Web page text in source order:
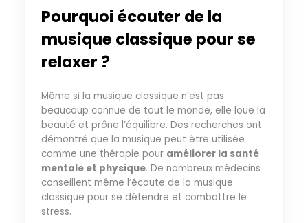
Pourquoi écouter de la
musique classique pour se
relaxer ?
Même si la musique classique n’est pas
beaucoup connue de tout le monde, elle loue la
beauté et prône l’équilibre. Des recherches ont
démontré que la musique peut être utilisée
comme une thérapie pour améliorer la santé
mentale et physique. De nombreux médecins
conseillent même l’écoute de la musique
classique pour se détendre et combattre le
stress.